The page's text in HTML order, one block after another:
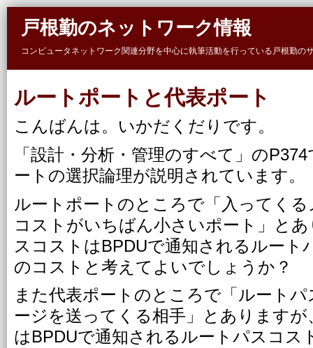
戸根勤のネットワーク情報
コンピュータネットワーク関連分野を中心に執筆活動を行っている戸根勤
ルートポートと代表ポート
こんばんは。いかだくだりです。
「設計・分析・管理のすべて」の
ートの選択論理が説明されています。
ルートポートのところで「入ってく
コストがいちばん小さいポート」と
スコストはBPDUで通知されるルート
のコストと考えてよいでしょうか？
また代表ポートのところで「ルート
ージを送ってくる相手」とあります
はBPDUで通知されるルートパスコス